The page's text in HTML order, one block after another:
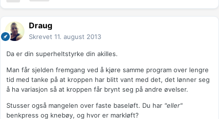
Draug
Skrevet 11. august 2013
Da er din superheltstyrke din akilles.
Man får sjelden fremgang ved å kjøre samme program over lengre
tid med tanke på at kroppen har blitt vant med det, det lønner seg
å ha variasjon så at kroppen får brynt seg på andre øvelser.
Stusser også mangelen over faste baseløft. Du har "eller"
benkpress og knebøy, og hvor er markløft?